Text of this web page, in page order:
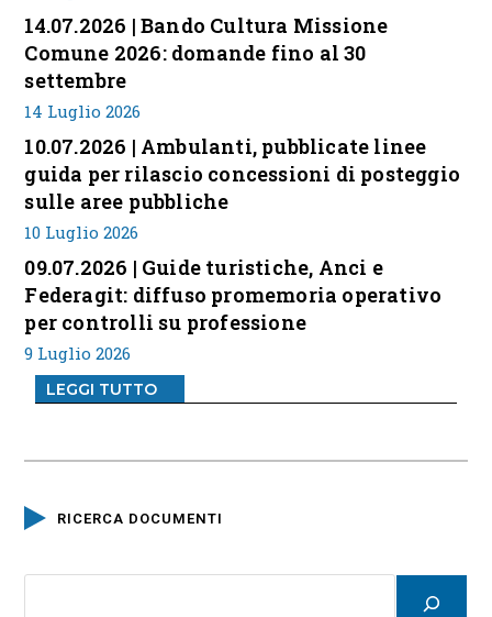
14.07.2026 | Bando Cultura Missione
Comune 2026: domande fino al 30
settembre
14 Luglio 2026
10.07.2026 | Ambulanti, pubblicate linee
guida per rilascio concessioni di posteggio
sulle aree pubbliche
10 Luglio 2026
09.07.2026 | Guide turistiche, Anci e
Federagit: diffuso promemoria operativo
per controlli su professione
9 Luglio 2026
LEGGI TUTTO
RICERCA DOCUMENTI